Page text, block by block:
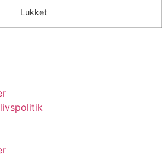
Lukket